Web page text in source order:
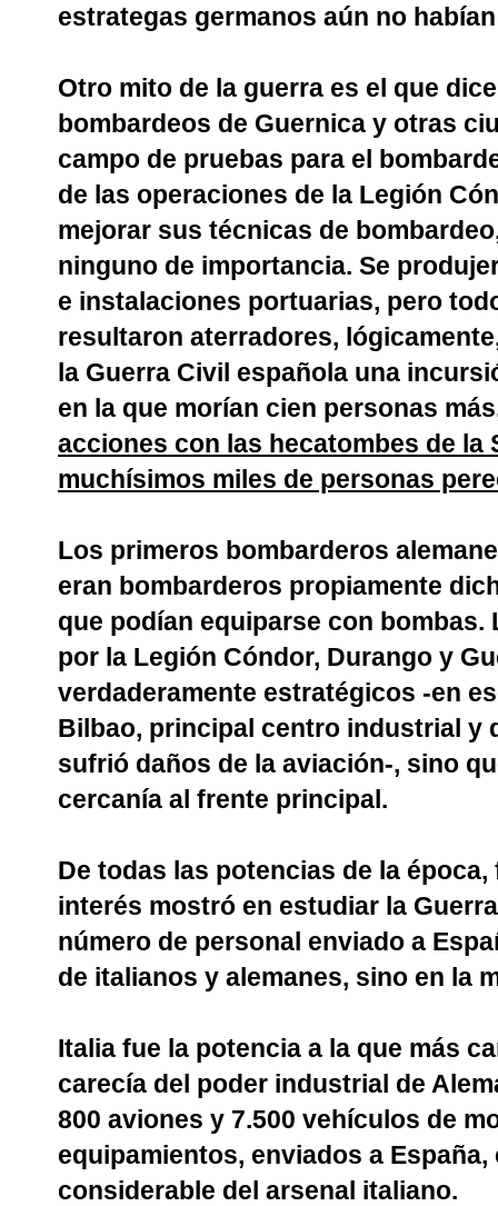
estrategas germanos aún no
Otro mito de la guerra es el que
bombardeos de Guernica y otras
campo de pruebas para el
de las operaciones de la Legión
mejorar sus técnicas de
ninguno de importancia. Se
e instalaciones portuarias, pero
resultaron aterradores,
la Guerra Civil española una
en la que morían cien personas
acciones con las hecatombes de la
muchísimos miles de personas
Los primeros bombarderos
eran bombarderos propiamente
que podían equiparse con
por la Legión Cóndor, Durango y
verdaderamente estratégicos -en
Bilbao, principal centro industrial y
sufrió daños de la aviación-, sino
cercanía al frente principal.
De todas las potencias de la
interés mostró en estudiar la
número de personal enviado a
de italianos y alemanes, sino en la
Italia fue la potencia a la que más
carecía del poder industrial de
800 aviones y 7.500 vehículos de
equipamientos, enviados a
considerable del arsenal italiano.